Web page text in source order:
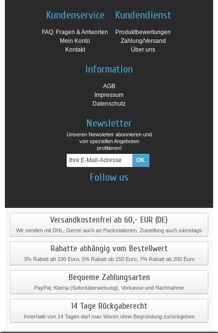
Kundenservice
FAQ: Fragen & Antworten
Mein Konto
Kontakt
Kundendienst
Produktbewertungen
Zahlung/Versand
Über uns
Information
AGB
Impressum
Datenschutz
Newsletter
Unseren Newsletter abonnieren und
von speziellen Angeboten
profitieren!
Follow us
Versandkostenfrei ab 60,- EUR (DE)
Wir senden mit DHL. Gerne auch an Packstationen. Zustellung auch samstags
Rabatte abhängig vom Bestellwert
3% Rabatt ab 100 Euro, 5% Rabatt ab 150 Euro, 7% Rabatt ab 200 Euro
Bequeme Zahlungsarten
PayPal, Klarna (Sofortüberweisung), Vorkasse und Nachnahme
14 Tage Rückgaberecht
Innerhalb von 14 Tagen darf man Waren ohne Begründung zurückgeben